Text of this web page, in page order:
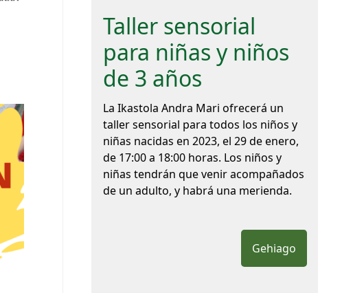
Taller sensorial
para niñas y niños
de 3 años
La Ikastola Andra Mari ofrecerá un
taller sensorial para todos los niños y
niñas nacidas en 2023, el 29 de enero,
de 17:00 a 18:00 horas. Los niños y
niñas tendrán que venir acompañados
de un adulto, y habrá una merienda.
Gehiago